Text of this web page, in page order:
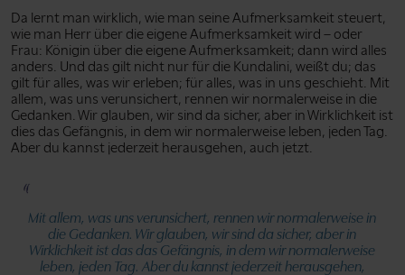
Da lernt man wirklich, wie man seine Aufmerksamkeit steuert,
wie man Herr über die eigene Aufmerksamkeit wird – oder
Frau: Königin über die eigene Aufmerksamkeit; dann wird alles
anders. Und das gilt nicht nur für die Kundalini, weißt du; das
gilt für alles, was wir erleben; für alles, was in uns geschieht. Mit
allem, was uns verunsichert, rennen wir normalerweise in die
Gedanken. Wir glauben, wir sind da sicher, aber in Wirklichkeit ist
dies das Gefängnis, in dem wir normalerweise leben, jeden Tag.
Aber du kannst jederzeit herausgehen, auch jetzt.
Mit allem, was uns verunsichert, rennen wir normalerweise in
die Gedanken. Wir glauben, wir sind da sicher, aber in
Wirklichkeit ist das das Gefängnis, in dem wir normalerweise
leben, jeden Tag. Aber du kannst jederzeit herausgehen,